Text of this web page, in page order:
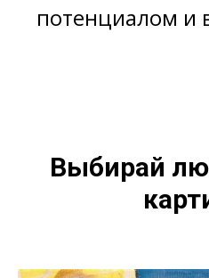
потенциалом и
Выбирай